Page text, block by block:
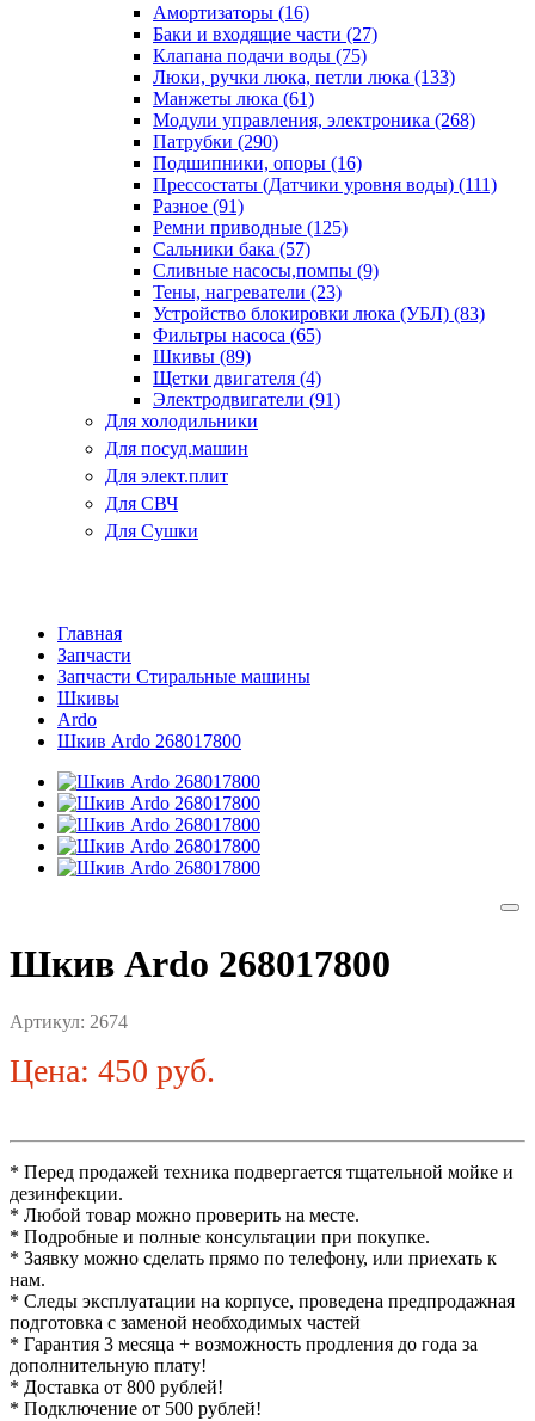
Амортизаторы (16)
Баки и входящие части (27)
Клапана подачи воды (75)
Люки, ручки люка, петли люка (133)
Манжеты люка (61)
Модули управления, электроника (268)
Патрубки (290)
Подшипники, опоры (16)
Прессостаты (Датчики уровня воды) (111)
Разное (91)
Ремни приводные (125)
Сальники бака (57)
Сливные насосы,помпы (9)
Тены, нагреватели (23)
Устройство блокировки люка (УБЛ) (83)
Фильтры насоса (65)
Шкивы (89)
Щетки двигателя (4)
Электродвигатели (91)
Для холодильники
Для посуд.машин
Для элект.плит
Для СВЧ
Для Сушки
Главная
Запчасти
Запчасти Стиральные машины
Шкивы
Ardo
Шкив Ardo 268017800
Шкив Ardo 268017800
Артикул: 2674
Цена: 450 руб.
* Перед продажей техника подвергается тщательной мойке и
дезинфекции.
* Любой товар можно проверить на месте.
* Подробные и полные консультации при покупке.
* Заявку можно сделать прямо по телефону, или приехать к
нам.
* Следы эксплуатации на корпусе, проведена предпродажная
подготовка с заменой необходимых частей
* Гарантия 3 месяца + возможность продления до года за
дополнительную плату!
* Доставка от 800 рублей!
* Подключение от 500 рублей!